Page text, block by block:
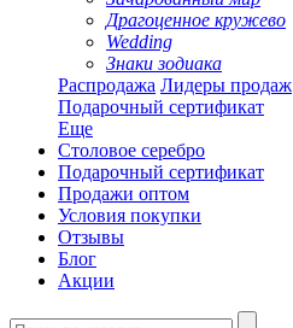
Драгоценное кружево
Wedding
Знаки зодиака
Распродажа Лидеры продаж
Подарочный сертификат
Еще
Столовое серебро
Подарочный сертификат
Продажи оптом
Условия покупки
Отзывы
Блог
Акции